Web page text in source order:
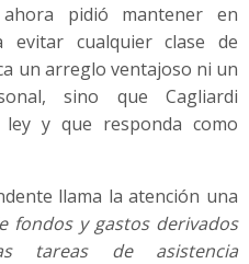
pidió mantener en
evitar cualquier clase de
un arreglo ventajoso ni un
sino que Cagliardi
y que responda como
llama la atención una
fondos y gastos derivados
tareas de asistencia